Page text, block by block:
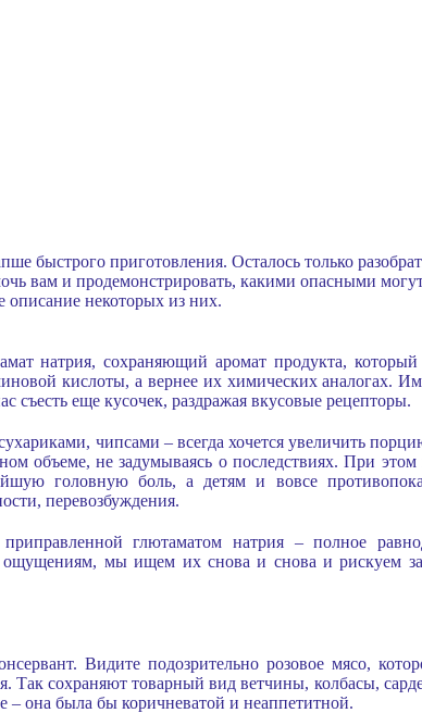
быстрого приготовления. Осталось только
вам и продемонстрировать, какими опасными
некоторых из них.
натрия, сохраняющий аромат продукта,
кислоты, а вернее их химических аналогах.
съесть еще кусочек, раздражая вкусовые рецепторы.
чипсами – всегда хочется увеличить
объеме, не задумываясь о последствиях. При
головную боль, а детям и вовсе
перевозбуждения.
глютаматом натрия – полное
мы ищем их снова и снова и рискуем
Видите подозрительно розовое мясо,
Так сохраняют товарный вид ветчины, колбасы,
– она была бы коричневатой и неаппетитной.